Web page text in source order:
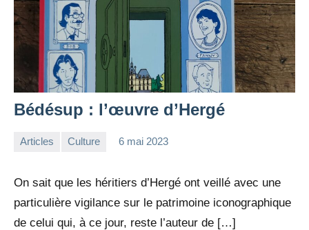
Bédésup : l’œuvre d’Hergé
Articles Culture 6 mai 2023
On sait que les héritiers d’Hergé ont veillé avec une
particulière vigilance sur le patrimoine iconographique
de celui qui, à ce jour, reste l’auteur de […]